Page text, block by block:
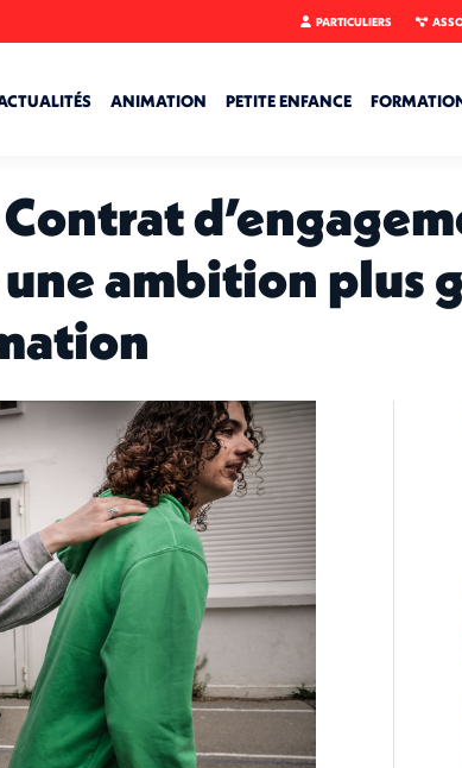
PARTICULIERS
ANIMATION PETITE ENFANCE
ambition plus